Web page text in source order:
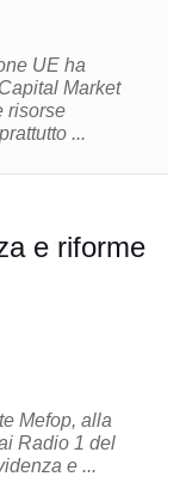
UE ha
Market
risorse
...
e riforme
Mefop, alla
Radio 1 del
e ...